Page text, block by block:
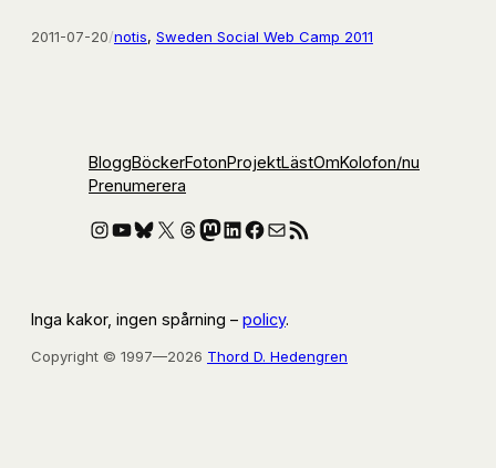
2011-07-20/notis, Sweden Social Web Camp 2011
BloggBöckerFotonProjektLästOmKolofon/nu
Prenumerera
Instagram
YouTube
Bluesky
X Threads
Mastodon
LinkedIn
Facebook
E-postRSS-flöde
Inga kakor, ingen spårning – policy.
Copyright © 1997—2026 Thord D. Hedengren